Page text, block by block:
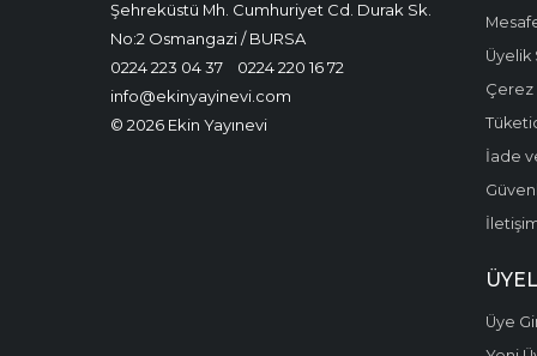
Şehreküstü Mh. Cumhuriyet Cd. Durak Sk.
No:2 Osmangazi / BURSA
0224 223 04 37
0224 220 16 72
info@ekinyayinevi.com
© 2026 Ekin Yayınevi
Üyelik
Çerez
İade
Üye